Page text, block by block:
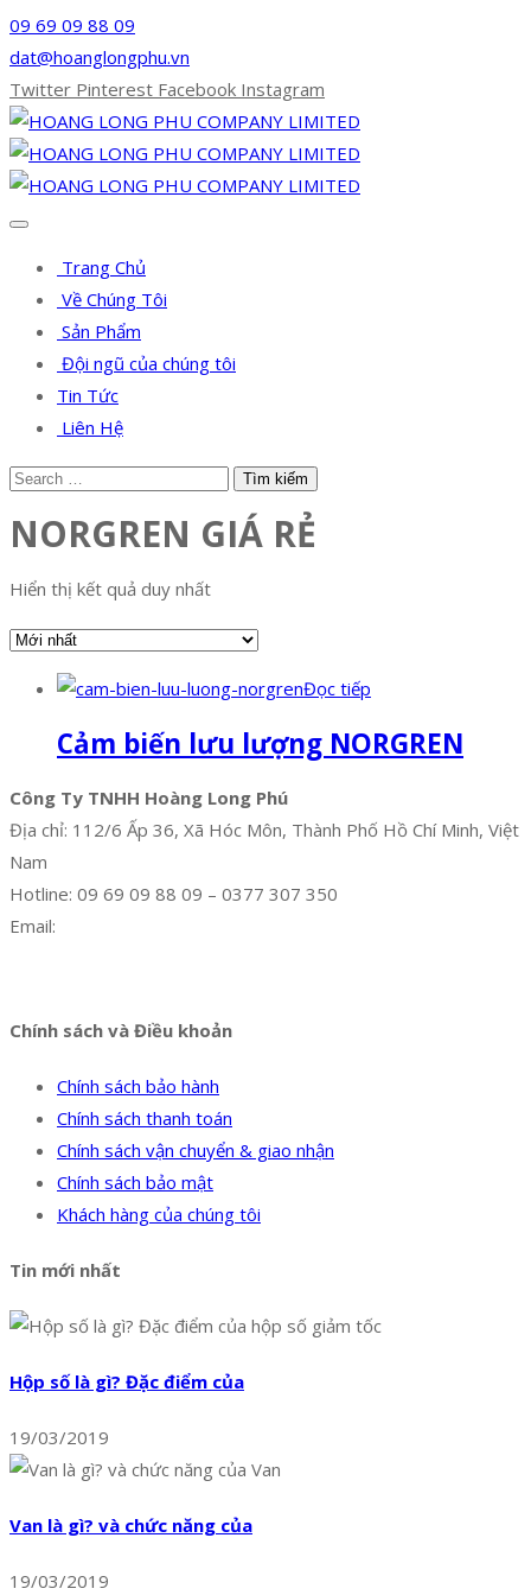
09 69 09 88 09
dat@hoanglongphu.vn
Twitter Pinterest Facebook Instagram
Trang Chủ
Về Chúng Tôi
Sản Phẩm
Đội ngũ của chúng tôi
Tin Tức
Liên Hệ
NORGREN GIÁ RẺ
Hiển thị kết quả duy nhất
Đọc tiếp
Cảm biến lưu lượng NORGREN
Công Ty TNHH Hoàng Long Phú
Địa chỉ: 112/6 Ấp 36, Xã Hóc Môn, Thành Phố Hồ Chí Minh, Việt
Nam
Hotline: 09 69 09 88 09 – 0377 307 350
Email:
Chính sách và Điều khoản
Chính sách bảo hành
Chính sách thanh toán
Chính sách vận chuyển & giao nhận
Chính sách bảo mật
Khách hàng của chúng tôi
Tin mới nhất
Hộp số là gì? Đặc điểm của
19/03/2019
Van là gì? và chức năng của
19/03/2019